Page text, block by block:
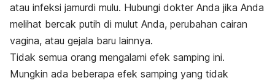
atau infeksi jamurdi mulu. Hubungi dokter Anda jika Anda
melihat bercak putih di mulut Anda, perubahan cairan
vagina, atau gejala baru lainnya.
Tidak semua orang mengalami efek samping ini.
Mungkin ada beberapa efek samping yang tidak